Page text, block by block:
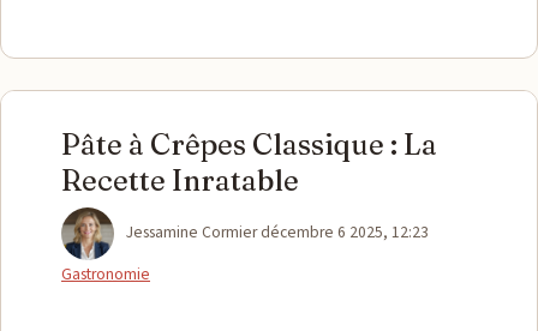
Pâte à Crêpes Classique : La
Recette Inratable
Jessamine Cormierdécembre 6 2025, 12:23
Gastronomie